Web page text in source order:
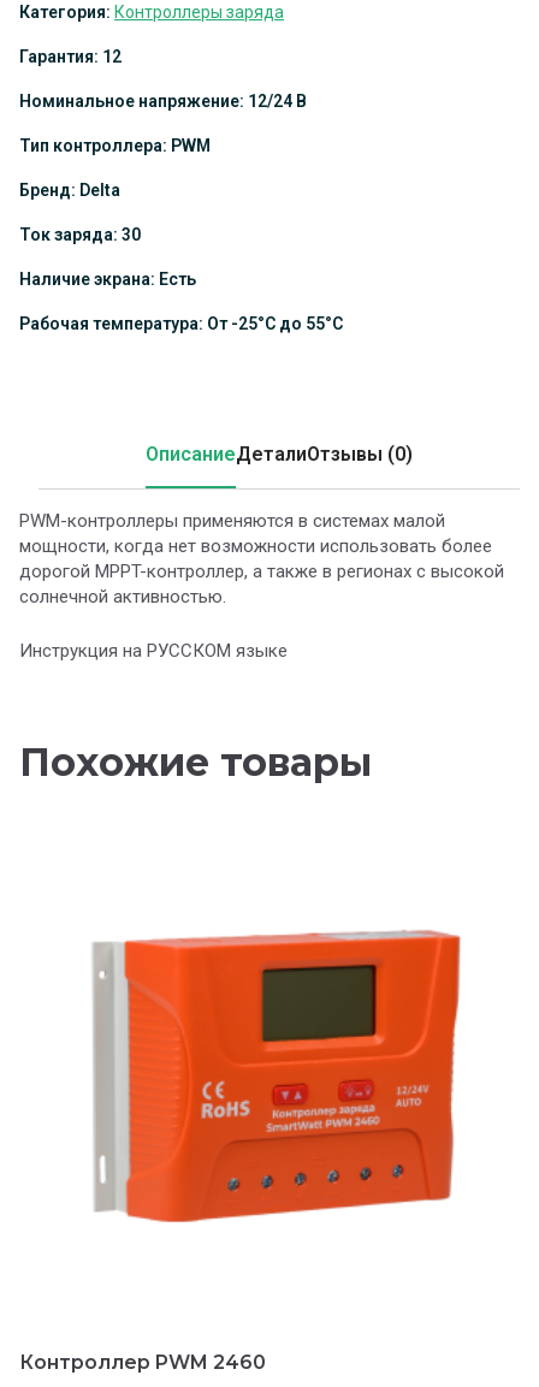
Категория: Контроллеры заряда
Гарантия: 12
Номинальное напряжение: 12/24 В
Тип контроллера: PWM
Бренд: Delta
Ток заряда: 30
Наличие экрана: Есть
Рабочая температура: От -25°С до 55°С
ОписаниеДеталиОтзывы (0)
PWM-контроллеры применяются в системах малой
мощности, когда нет возможности использовать более
дорогой MPPT-контроллер, а также в регионах с высокой
солнечной активностью.
Инструкция на РУССКОМ языке
Похожие товары
Контроллер PWM 2460